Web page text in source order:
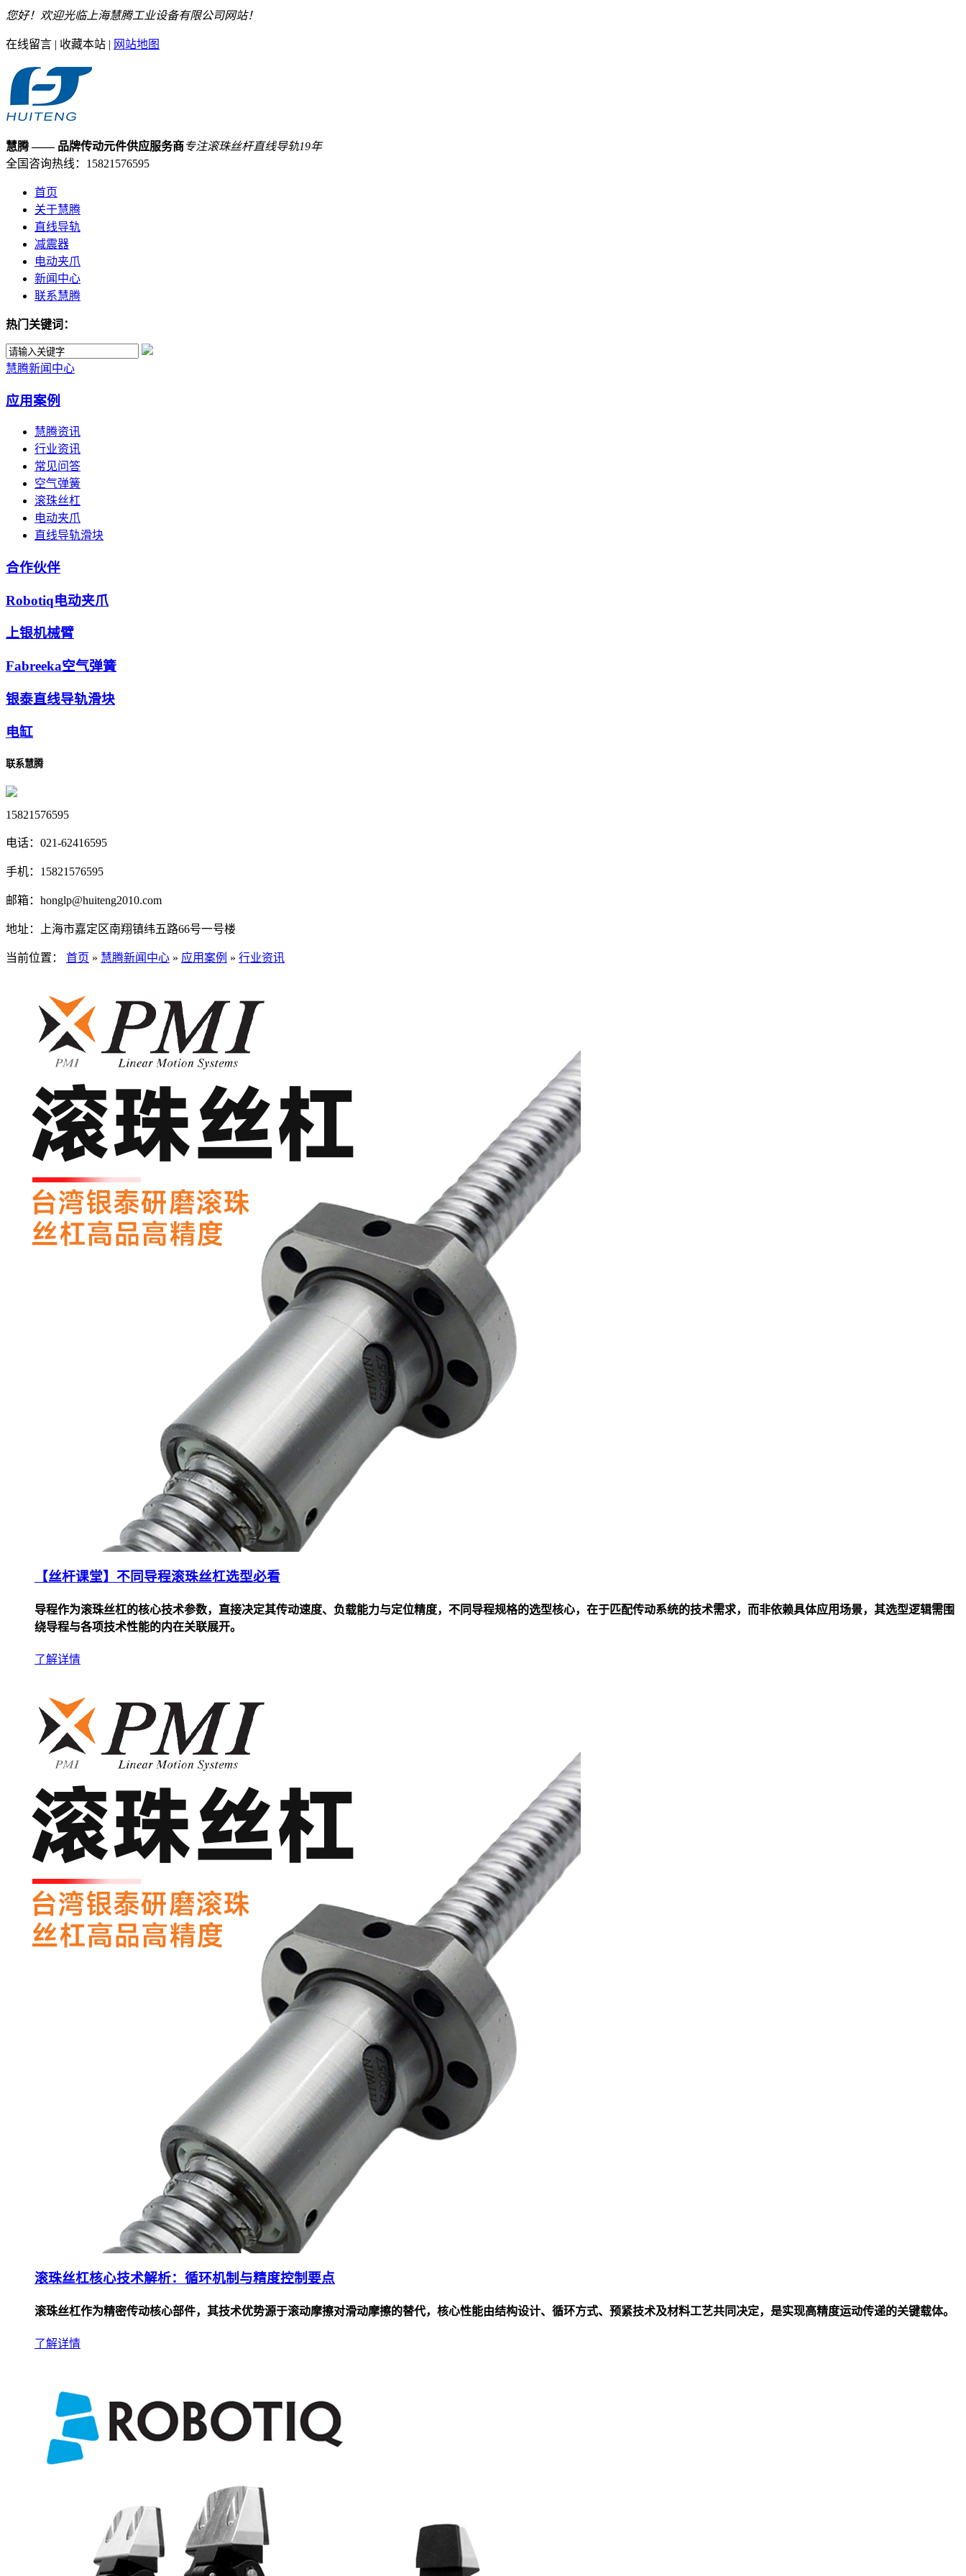
您好！欢迎光临上海慧腾工业设备有限公司网站！
在线留言 | 收藏本站 | 网站地图
慧腾—— 品牌传动元件供应服务商专注滚珠丝杆直线导轨19年
全国咨询热线： 15821576595
首页
关于慧腾
直线导轨
减震器
电动夹爪
新闻中心
联系慧腾
热门关键词：
慧腾新闻中心
应用案例
慧腾资讯
行业资讯
常见问答
空气弹簧
滚珠丝杠
电动夹爪
直线导轨滑块
合作伙伴
Robotiq电动夹爪
上银机械臂
Fabreeka空气弹簧
银泰直线导轨滑块
电缸
联系慧腾
15821576595
电话： 021-62416595
手机： 15821576595
邮箱： honglp@huiteng2010.com
地址： 上海市嘉定区南翔镇纬五路66号一号楼
当前位置： 首页 » 慧腾新闻中心 » 应用案例 » 行业资讯
【丝杆课堂】不同导程滚珠丝杠选型必看
导程作为滚珠丝杠的核心技术参数，直接决定其传动速度、负载能力与定位精度，不同导程规格的选型核心，在于匹配传动系统的技术需求，而非依赖具体应用场景，其选型逻辑需围
绕导程与各项技术性能的内在关联展开。
了解详情
滚珠丝杠核心技术解析：循环机制与精度控制要点
滚珠丝杠作为精密传动核心部件，其技术优势源于滚动摩擦对滑动摩擦的替代，核心性能由结构设计、循环方式、预紧技术及材料工艺共同决定，是实现高精度运动传递的关键载体。
了解详情